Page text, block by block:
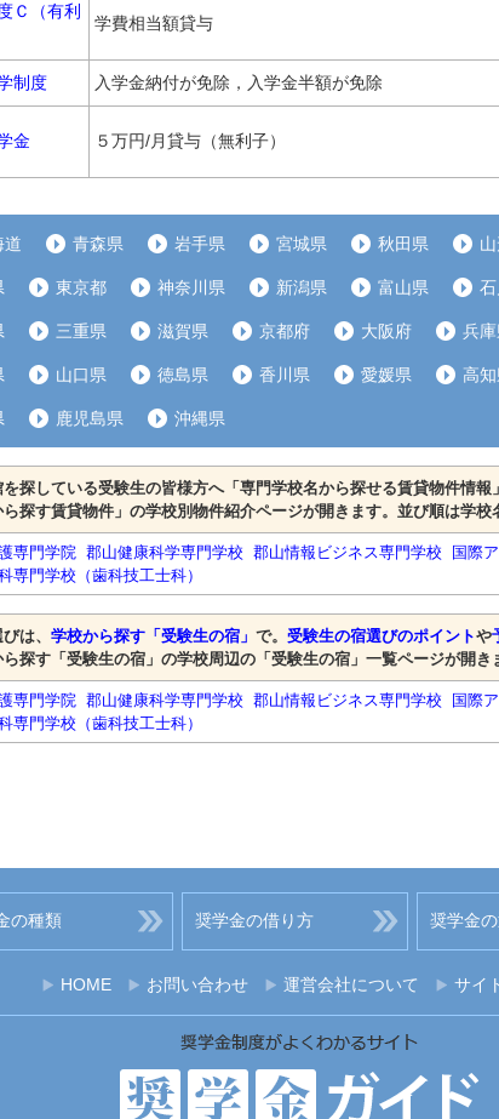
Ｃ（有利
学費相当額貸与
制度 入学金納付が免除，入学金半額が免除
金 ５万円/月貸与（無利子）
道 青森県 岩手県 宮城県 秋田県
東京都 神奈川県 新潟県 富山県
三重県 滋賀県 京都府 大阪府 兵庫
山口県 徳島県 香川県 愛媛県 高知
鹿児島県 沖縄県
探している受験生の皆様方へ「専門学校名から探せる賃貸物件情報
探す賃貸物件」の学校別物件紹介ページが開きます。並び順は学校
専門学院 郡山健康科学専門学校 郡山情報ビジネス専門学校 国際
専門学校（歯科技工士科）
は、 学校から探す「受験生の宿」 で。 受験生の宿選びのポイントや
探す「受験生の宿」の学校周辺の「受験生の宿」一覧ページが開き
専門学院 郡山健康科学専門学校 郡山情報ビジネス専門学校 国際
専門学校（歯科技工士科）
の種類 奨学金の借り方 奨学金
HOME お問い合わせ 運営会社について サイ